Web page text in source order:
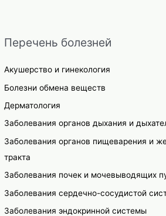
Перечень болезней
Акушерство и гинекология
Болезни обмена веществ
Дерматология
Заболевания органов дыхания и
Заболевания органов пищеварения и
тракта
Заболевания почек и мочевыводящих
Заболевания сердечно-сосудистой
Заболевания эндокринной системы